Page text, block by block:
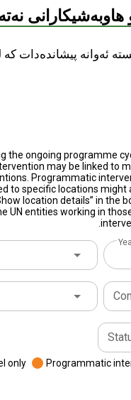
هاوبەشیکارانی
ئەوانە پیشاندەدات
ongoing programme
may be linked to
Programmatic
to specific locations
location details” in the
entities working in
Programmatic
only